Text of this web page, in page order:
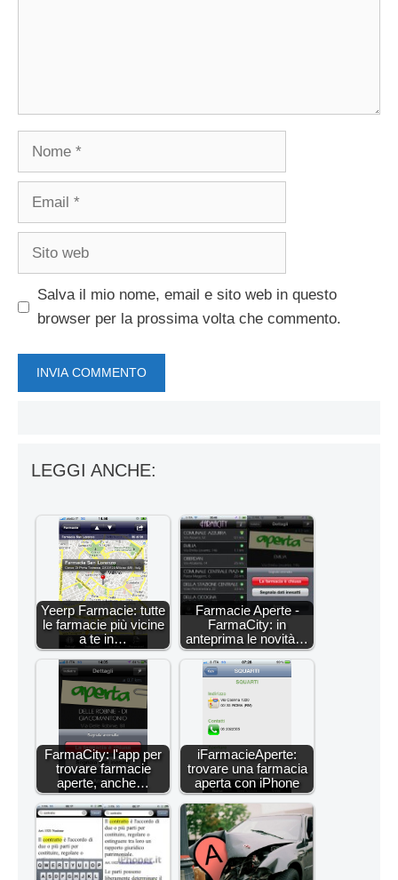
Nome
Email
Sito
Salva il mio nome, email e sito web in questo
browser per la prossima volta che commento.
LEGGI ANCHE:
Yeerp Farmacie: tutte
le farmacie più vicine
a te in…
Farmacie Aperte -
FarmaCity: in
anteprima le novità…
FarmaCity: l'app per
trovare farmacie
aperte, anche…
iFarmacieAperte:
trovare una farmacia
aperta con iPhone